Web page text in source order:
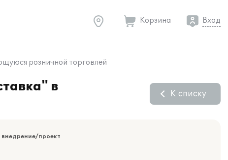
Корзина Вход
розничной торговлей
в
К списку
проект